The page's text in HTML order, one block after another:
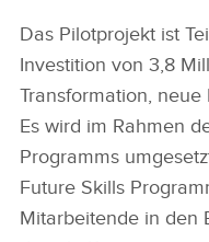
Das Pilotprojekt ist
Investition von 3,8
Transformation,
Es wird im Rahmen
Programms
Future Skills
Mitarbeitende in den